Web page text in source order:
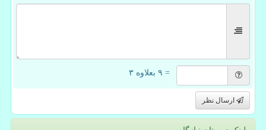
= ۹ بعلاوه ۳
ارسال نظر